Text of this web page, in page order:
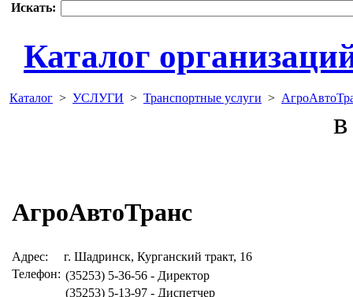
Искать:
Каталог
Каталог > УСЛУГИ > Транспортные услуги >
АгроАвтоТранс
Адрес:
г. Шадринск, Курганский тракт, 16
Телефон: (35253) 5-36-56 - Директор
(35253) 5-13-97 - Диспетчер